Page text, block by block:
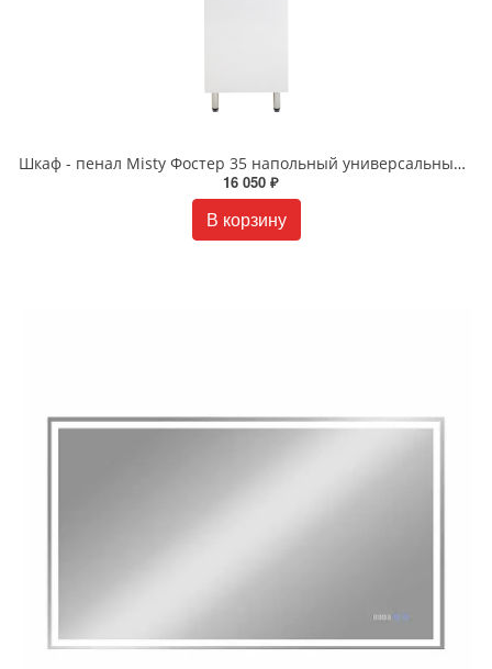
Шкаф - пенал Misty Фостер 35 напольный универсальный Э-Фос05035-011
16 050 ₽
В корзину